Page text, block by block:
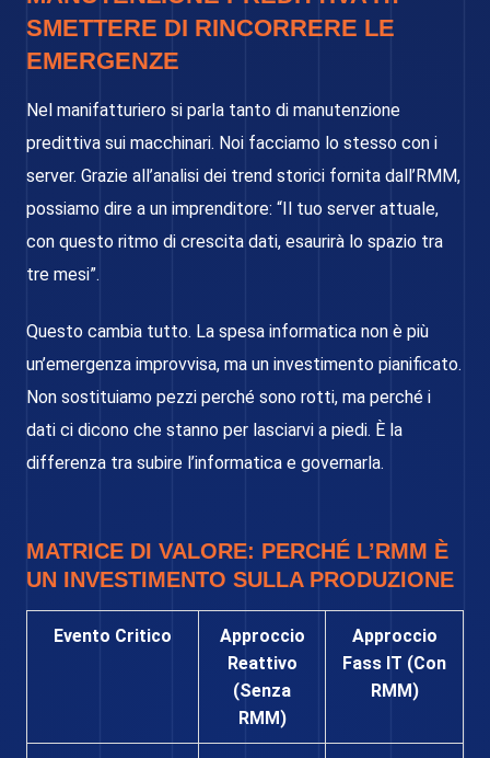
SMETTERE DI RINCORRERE LE
EMERGENZE
Nel manifatturiero si parla tanto di manutenzione
predittiva sui macchinari. Noi facciamo lo stesso con i
server. Grazie all’analisi dei trend storici fornita dall’RMM,
possiamo dire a un imprenditore: “Il tuo server attuale,
con questo ritmo di crescita dati, esaurirà lo spazio tra
tre mesi”.
Questo cambia tutto. La spesa informatica non è più
un’emergenza improvvisa, ma un investimento pianificato.
Non sostituiamo pezzi perché sono rotti, ma perché i
dati ci dicono che stanno per lasciarvi a piedi. È la
differenza tra subire l’informatica e governarla.
MATRICE DI VALORE: PERCHÉ L’RMM È
UN INVESTIMENTO SULLA PRODUZIONE
Evento Critico
Approccio
Reattivo
(Senza
RMM)
Approccio
Fass IT (Con
RMM)